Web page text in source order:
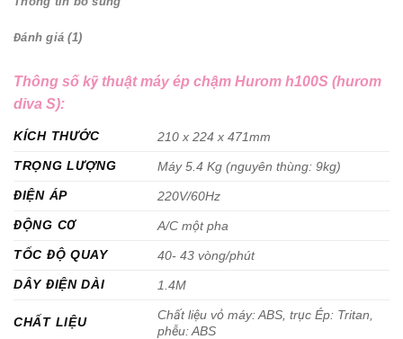
Đánh giá (1)
Thông số kỹ thuật máy ép chậm Hurom h100S (hurom
diva S):
KÍCH THƯỚC
210 x 224 x 471mm
TRỌNG LƯỢNG
Máy 5.4 Kg (nguyên thùng: 9kg)
ĐIỆN ÁP
220V/60Hz
ĐỘNG CƠ
A/C một pha
TỐC ĐỘ QUAY
40- 43 vòng/phút
DÂY ĐIỆN DÀI
1.4M
CHẤT LIỆU
Chất liệu vỏ máy: ABS, trục Ép: Tritan,
phễu: ABS